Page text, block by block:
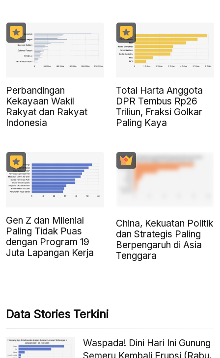
Perbandingan
Kekayaan Wakil
Rakyat dan Rakyat
Indonesia
Total Harta Anggota
DPR Tembus Rp26
Triliun, Fraksi Golkar
Paling Kaya
Gen Z dan Milenial
Paling Tidak Puas
dengan Program 19
Juta Lapangan Kerja
China, Kekuatan Politik
dan Strategis Paling
Berpengaruh di Asia
Tenggara
Data Stories Terkini
Waspada! Dini Hari Ini Gunung
Semeru Kembali Erupsi (Rabu,